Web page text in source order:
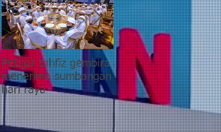
Pelajar tahfiz gembira
menerima sumbangan
hari raya
YWP bantu pesakit
pasca COVID-19
kategori 5 di PPR
Taman Wahyu 2